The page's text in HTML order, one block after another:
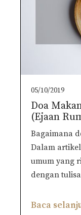
05/10/2019
Doa
(Ejaan
Bagaimana
Dalam
umum yang
dengan
Baca